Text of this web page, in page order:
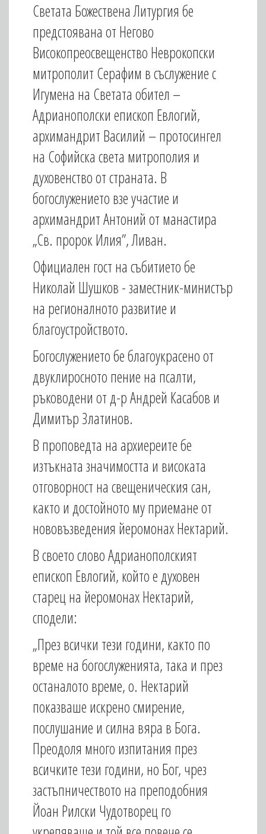
Светата Божествена Литургия бе
предстоявана от Негово
Високопреосвещенство Неврокопски
митрополит Серафим в съслужение с
Игумена на Светата обител –
Адрианополски епископ Евлогий,
архимандрит Василий – протосингел
на Софийска света митрополия и
духовенство от страната. В
богослужението взе участие и
архимандрит Антоний от манастира
„Св. пророк Илия”, Ливан.
Официален гост на събитието бе
Николай Шушков - заместник-министър
на регионалното развитие и
благоустройството.
Богослужението бе благоукрасено от
двуклиросното пение на псалти,
ръководени от д-р Андрей Касабов и
Димитър Златинов.
В проповедта на архиереите бе
изтъкната значимостта и високата
отговорност на свещеническия сан,
както и достойното му приемане от
нововъзведения йеромонах Нектарий.
В своето слово Адрианополският
епископ Евлогий, който е духовен
старец на йеромонах Нектарий,
сподели:
„През всички тези години, както по
време на богослуженията, така и през
останалото време, о. Нектарий
показваше искрено смирение,
послушание и силна вяра в Бога.
Преодоля много изпитания през
всичките тези години, но Бог, чрез
застъпничеството на преподобния
Йоан Рилски Чудотворец го